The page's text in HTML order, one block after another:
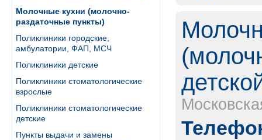
Молочные кухни (молочно-
раздаточные пункты)
Поликлиники городские,
амбулатории, ФАП, МСЧ
Поликлиники детские
Поликлиники стоматологические
взрослые
Поликлиники стоматологические
детские
Пункты выдачи и замены